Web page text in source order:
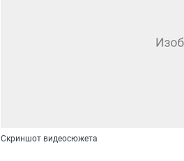
Скриншот видеосюжета